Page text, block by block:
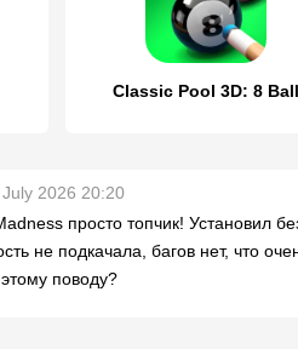
Classic Pool 3D: 8 Ball
2026 20:20
просто топчик! Установил
не подкачала, багов нет, что
поводу?